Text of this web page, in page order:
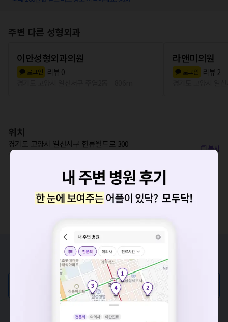
주변 다른 성형외과
이안성형외과의원
로그인 리뷰 0
라앤미의원
로그인 리뷰 2
위치
경기도 고양시 일산서구 한류월드로 300
주엽역 860m
복사
증상/치료, 궁금한 점이 있나요?
의사가 직접 답해드려요!
💬 무엇이든 물어보세요
혹은, 의료상담 서비스에 다양한 게시글 보러가기
요청하신 작업을 처리하지 못했습니다.
네트워크 또는 서버의 일시적인 오류로, 잠시 후 다시 시도해주
세요. 지속적으로 문제가 발생할 경우 모두닥 채널톡으로 문의